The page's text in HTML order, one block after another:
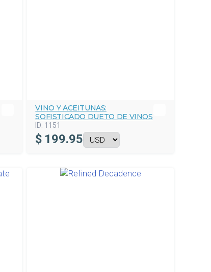
VINO Y ACEITUNAS:
SOFISTICADO DUETO DE VINOS
ID: 1151
$ 199.95